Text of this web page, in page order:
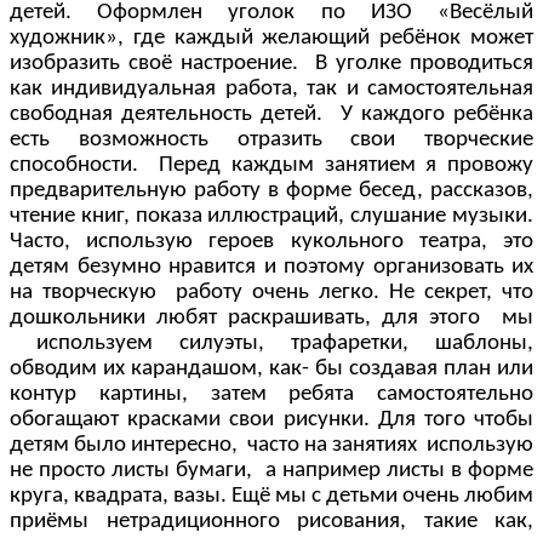
детей. Оформлен уголок по ИЗО «Весёлый
художник», где каждый желающий ребёнок может
изобразить своё настроение. В уголке проводиться
как индивидуальная работа, так и самостоятельная
свободная деятельность детей. У каждого ребёнка
есть возможность отразить свои творческие
способности. Перед каждым занятием я провожу
предварительную работу в форме бесед, рассказов,
чтение книг, показа иллюстраций, слушание музыки.
Часто, использую героев кукольного театра, это
детям безумно нравится и поэтому организовать их
на творческую работу очень легко. Не секрет, что
дошкольники любят раскрашивать, для этого мы
используем силуэты, трафаретки, шаблоны,
обводим их карандашом, как- бы создавая план или
контур картины, затем ребята самостоятельно
обогащают красками свои рисунки. Для того чтобы
детям было интересно, часто на занятиях использую
не просто листы бумаги, а например листы в форме
круга, квадрата, вазы. Ещё мы с детьми очень любим
приёмы нетрадиционного рисования, такие как,